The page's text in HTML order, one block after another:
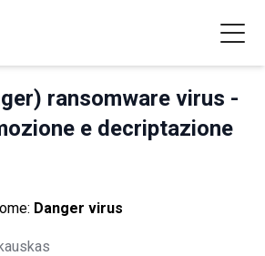
ransomware virus -
e decriptazione
Danger virus